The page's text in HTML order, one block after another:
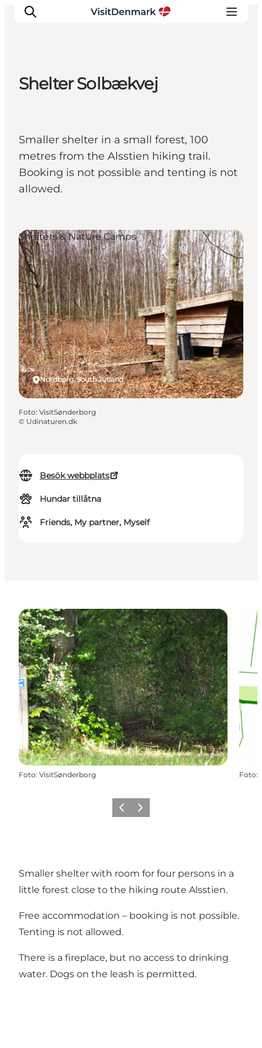
Aktiviteter
Övernatta
Planera resan
Shelter Solbækvej
Smaller shelter in a small forest, 100
metres from the Alsstien hiking trail.
Booking is not possible and tenting is not
allowed.
Besök webbplats
Hundar tillåtna
Friends, My partner, Myself
Nordborg, South Jutland
Shelters & Nature Camps
Foto: VisitSønderborg
© Udinaturen.dk
Foto: VisitSønderborg Foto:
Föregående
Nästa
Smaller shelter with room for four persons in a
little forest close to the hiking route Alsstien.
Free accommodation – booking is not possible.
Tenting is not allowed.
There is a fireplace, but no access to drinking
water. Dogs on the leash is permitted.